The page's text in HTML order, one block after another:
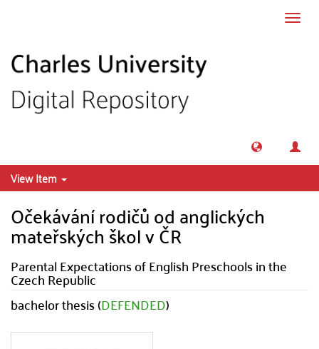
View Item
Očekávání rodičů od anglických
mateřských škol v ČR
Parental Expectations of English Preschools in the
Czech Republic
bachelor thesis (DEFENDED)